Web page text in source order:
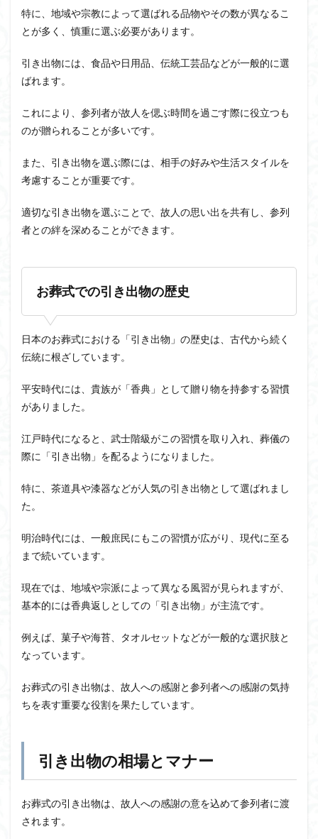
特に、地域や宗教によって選ばれる品物やその数が異なるこ
とが多く、慎重に選ぶ必要があります。
引き出物には、食品や日用品、伝統工芸品などが一般的に選
ばれます。
これにより、参列者が故人を偲ぶ時間を過ごす際に役立つも
のが贈られることが多いです。
また、引き出物を選ぶ際には、相手の好みや生活スタイルを
考慮することが重要です。
適切な引き出物を選ぶことで、故人の思い出を共有し、参列
者との絆を深めることができます。
お葬式での引き出物の歴史
日本のお葬式における「引き出物」の歴史は、古代から続く
伝統に根ざしています。
平安時代には、貴族が「香典」として贈り物を持参する習慣
がありました。
江戸時代になると、武士階級がこの習慣を取り入れ、葬儀の
際に「引き出物」を配るようになりました。
特に、茶道具や漆器などが人気の引き出物として選ばれまし
た。
明治時代には、一般庶民にもこの習慣が広がり、現代に至る
まで続いています。
現在では、地域や宗派によって異なる風習が見られますが、
基本的には香典返しとしての「引き出物」が主流です。
例えば、菓子や海苔、タオルセットなどが一般的な選択肢と
なっています。
お葬式の引き出物は、故人への感謝と参列者への感謝の気持
ちを表す重要な役割を果たしています。
引き出物の相場とマナー
お葬式の引き出物は、故人への感謝の意を込めて参列者に渡
されます。